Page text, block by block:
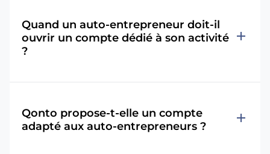
Quand un auto-entrepreneur doit-il
ouvrir un compte dédié à son activité
?
add
Qonto propose-t-elle un compte
adapté aux auto-entrepreneurs ?
add